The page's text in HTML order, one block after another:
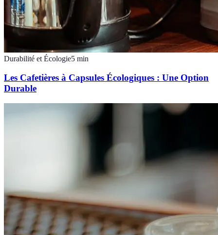
Durabilité et Écologie5 min
Les Cafetières à Capsules Écologiques : Une Option
Durable